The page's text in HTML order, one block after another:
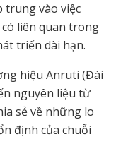
trung vào việc
liên quan trong
triển dài hạn.
hiệu Anruti (Đài
nguyên liệu từ
sẻ về những lo
định của chuỗi